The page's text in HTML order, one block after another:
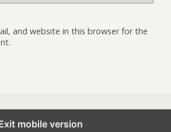
and website in this browser for the
mobile version
Back to top